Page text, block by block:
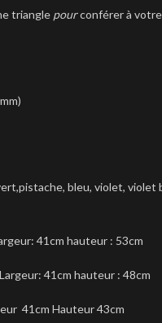
triangle pourconférer à votre
bleu, violet,
41cm hauteur : 53cm
41cm hauteur : 48cm
41cm Hauteur 43cm